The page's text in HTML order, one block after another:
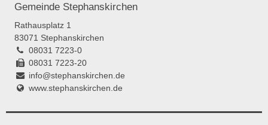
Gemeinde Stephanskirchen
Rathausplatz 1
83071 Stephanskirchen
08031 7223-0
08031 7223-20
info@stephanskirchen.de
www.stephanskirchen.de